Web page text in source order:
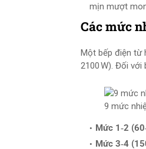
mịn mượt
Các mức
Một bếp điện từ
2100 W). Đối
9 mức
Mức 1‑2
Mức 3‑4